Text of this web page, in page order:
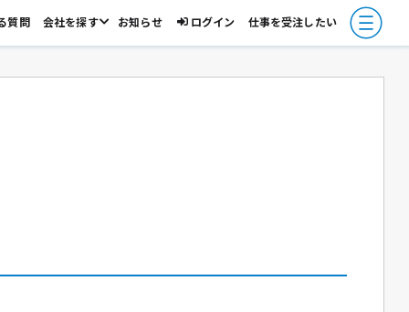
質問 会社を探す お知らせ ログイン 仕事を受注したい